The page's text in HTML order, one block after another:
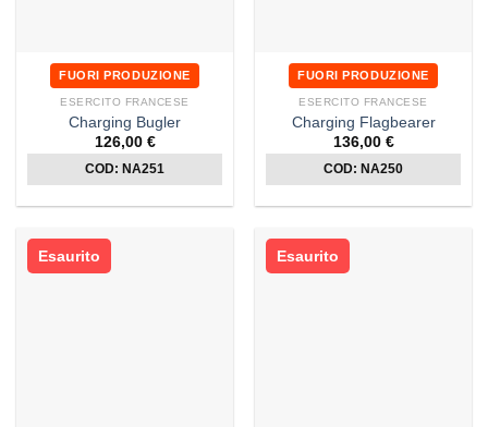
FUORI PRODUZIONE
ESERCITO FRANCESE
Charging Bugler
126,00 €
COD: NA251
FUORI PRODUZIONE
ESERCITO FRANCESE
Charging Flagbearer
136,00 €
COD: NA250
Esaurito Esaurito